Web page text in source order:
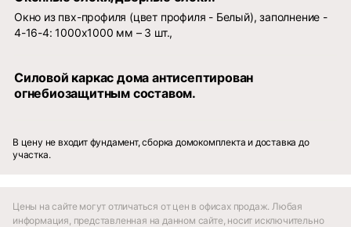
Окно из пвх-профиля (цвет профиля - Белый), заполнение -
4-16-4: 1000x1000 мм – 3 шт.,
Силовой каркас дома антисептирован
огнебиозащитным составом.
В цену не входит фундамент, сборка домокомплекта и доставка до
участка.
Цены на сайте могут отличаться от цен в офисах продаж. Любая
информация, представленная на данном сайте, носит исключительно